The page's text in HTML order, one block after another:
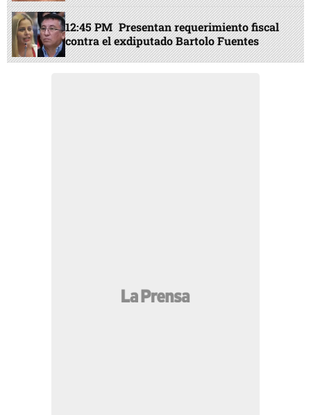
12:45 PM Presentan requerimiento fiscal
contra el exdiputado Bartolo Fuentes